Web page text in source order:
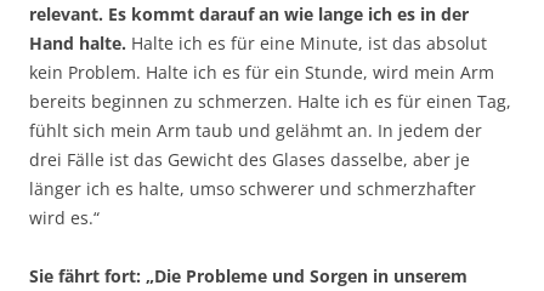
relevant. Es kommt darauf an wie lange ich es in der
Hand halte. Halte ich es für eine Minute, ist das absolut
kein Problem. Halte ich es für ein Stunde, wird mein Arm
bereits beginnen zu schmerzen. Halte ich es für einen Tag,
fühlt sich mein Arm taub und gelähmt an. In jedem der
drei Fälle ist das Gewicht des Glases dasselbe, aber je
länger ich es halte, umso schwerer und schmerzhafter
wird es.“
Sie fährt fort: „Die Probleme und Sorgen in unserem